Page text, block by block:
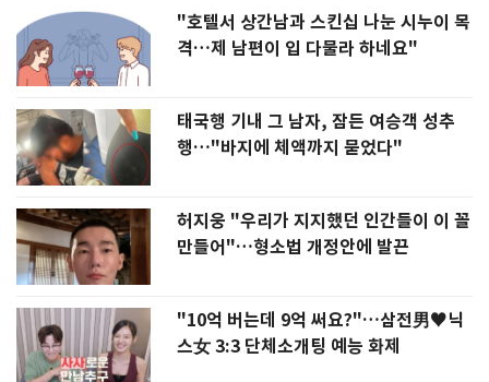
"호텔서 상간남과 스킨십 나눈 시누이 목
격…제 남편이 입 다물라 하네요"
태국행 기내 그 남자, 잠든 여승객 성추
행…"바지에 체액까지 묻었다"
허지웅 "우리가 지지했던 인간들이 이 꼴
만들어"…형소법 개정안에 발끈
"10억 버는데 9억 써요?"…삼전男♥닉
스女 3:3 단체소개팅 예능 화제